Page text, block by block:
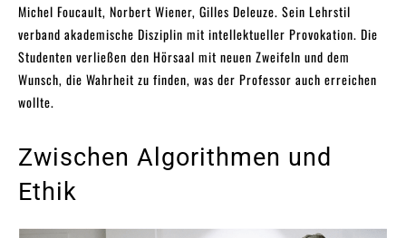
Michel Foucault, Norbert Wiener, Gilles Deleuze. Sein Lehrstil
verband akademische Disziplin mit intellektueller Provokation. Die
Studenten verließen den Hörsaal mit neuen Zweifeln und dem
Wunsch, die Wahrheit zu finden, was der Professor auch erreichen
wollte.
Zwischen Algorithmen und
Ethik